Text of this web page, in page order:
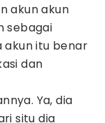
akun akun
sebagai
akun itu benar
dan
Ya, dia
situ dia